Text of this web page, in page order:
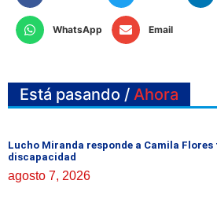
WhatsApp Email
Está pasando / Ahora
Lucho Miranda responde a Camila
discapacidad
agosto 7, 2026